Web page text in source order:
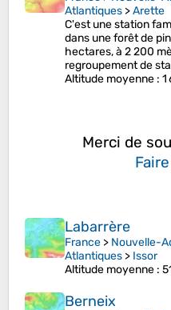
Atlantiques >Arette
C'est une station
dans une forêt de
hectares, à 2 200
regroupement de
Altitude moyenne :
Merci de
Labarrère
France > Nouvelle-
Atlantiques > Issor
Altitude moyenne :
Berneix